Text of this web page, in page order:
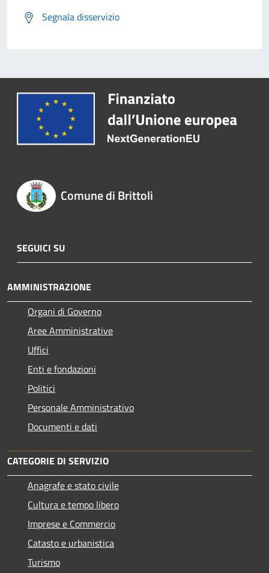
Segnala disservizio
Comune di Brittoli
SEGUICI SU
AMMINISTRAZIONE
Organi di Governo
Aree Amministrative
Uffici
Enti e fondazioni
Politici
Personale Amministrativo
Documenti e dati
CATEGORIE DI SERVIZIO
Anagrafe e stato civile
Cultura e tempo libero
Imprese e Commercio
Catasto e urbanistica
Turismo